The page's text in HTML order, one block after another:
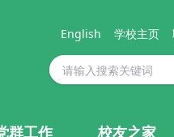
English 学校主页
群工作 校友之家